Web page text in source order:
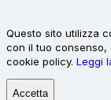
Questo sito utilizza
con il tuo
cookie policy. Leggi
Accetta